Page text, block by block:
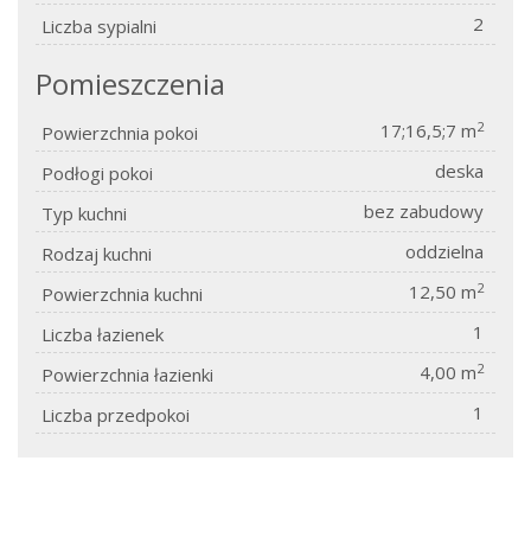
Liczba sypialni
2
Pomieszczenia
Powierzchnia pokoi 17;16,5;7 m2
Podłogi pokoi
deska
Typ kuchni
bez zabudowy
Rodzaj kuchni
oddzielna
Powierzchnia kuchni
12,50 m2
Liczba łazienek
1
Powierzchnia łazienki
4,00 m2
Liczba przedpokoi 1